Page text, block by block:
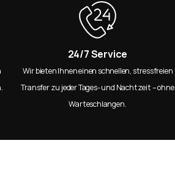
24/7 Service
Wir bieten Ihnen einen schnellen, stressfreien
Transfer zu jeder Tages- und Nachtzeit – ohne
Warteschlangen.